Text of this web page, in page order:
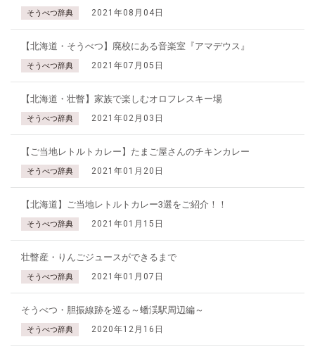
そうべつ辞典 2021年08月04日
【北海道・そうべつ】廃校にある音楽室『アマデウス』
そうべつ辞典 2021年07月05日
【北海道・壮瞥】家族で楽しむオロフレスキー場
そうべつ辞典 2021年02月03日
【ご当地レトルトカレー】たまご屋さんのチキンカレー
そうべつ辞典 2021年01月20日
【北海道】ご当地レトルトカレー3選をご紹介！！
そうべつ辞典 2021年01月15日
壮瞥産・りんごジュースができるまで
そうべつ辞典 2021年01月07日
そうべつ・胆振線跡を巡る～蟠渓駅周辺編～
そうべつ辞典 2020年12月16日